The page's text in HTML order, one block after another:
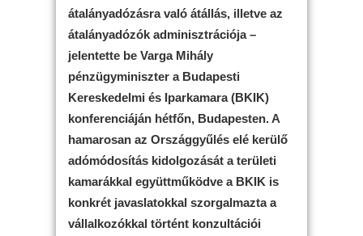
átalányadózásra való átállás, illetve az
átalányadózók adminisztrációja –
jelentette be Varga Mihály
pénzügyminiszter a Budapesti
Kereskedelmi és Iparkamara (BKIK)
konferenciáján hétfőn, Budapesten. A
hamarosan az Országgyűlés elé kerülő
adómódosítás kidolgozását a területi
kamarákkal együttműködve a BKIK is
konkrét javaslatokkal szorgalmazta a
vállalkozókkal történt konzultációi